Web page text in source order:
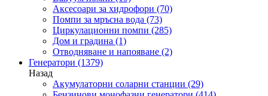
Аксесоари за хидрофори (70)
Помпи за мръсна вода (73)
Циркулационни помпи (285)
Дом и градина (1)
Отводняване и напояване (2)
Генератори (1379)
Назад
Акумулаторни соларни станции (29)